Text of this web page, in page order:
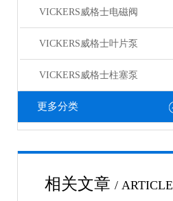
VICKERS威格士电磁阀
VICKERS威格士叶片泵
VICKERS威格士柱塞泵
更多分类
相关文章 / ARTICLE